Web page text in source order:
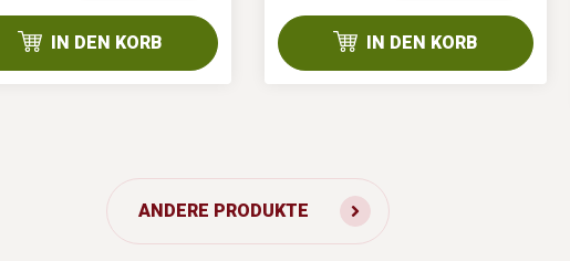
IN DEN KORB IN DEN KORB
ANDERE PRODUKTE